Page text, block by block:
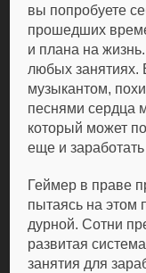
вы попробуете
прошедших
и плана на
любых занятиях.
музыкантом,
песнями сердца
который может
еще и
Геймер в праве
пытаясь на этом
дурной. Сотни
развитая
занятия для